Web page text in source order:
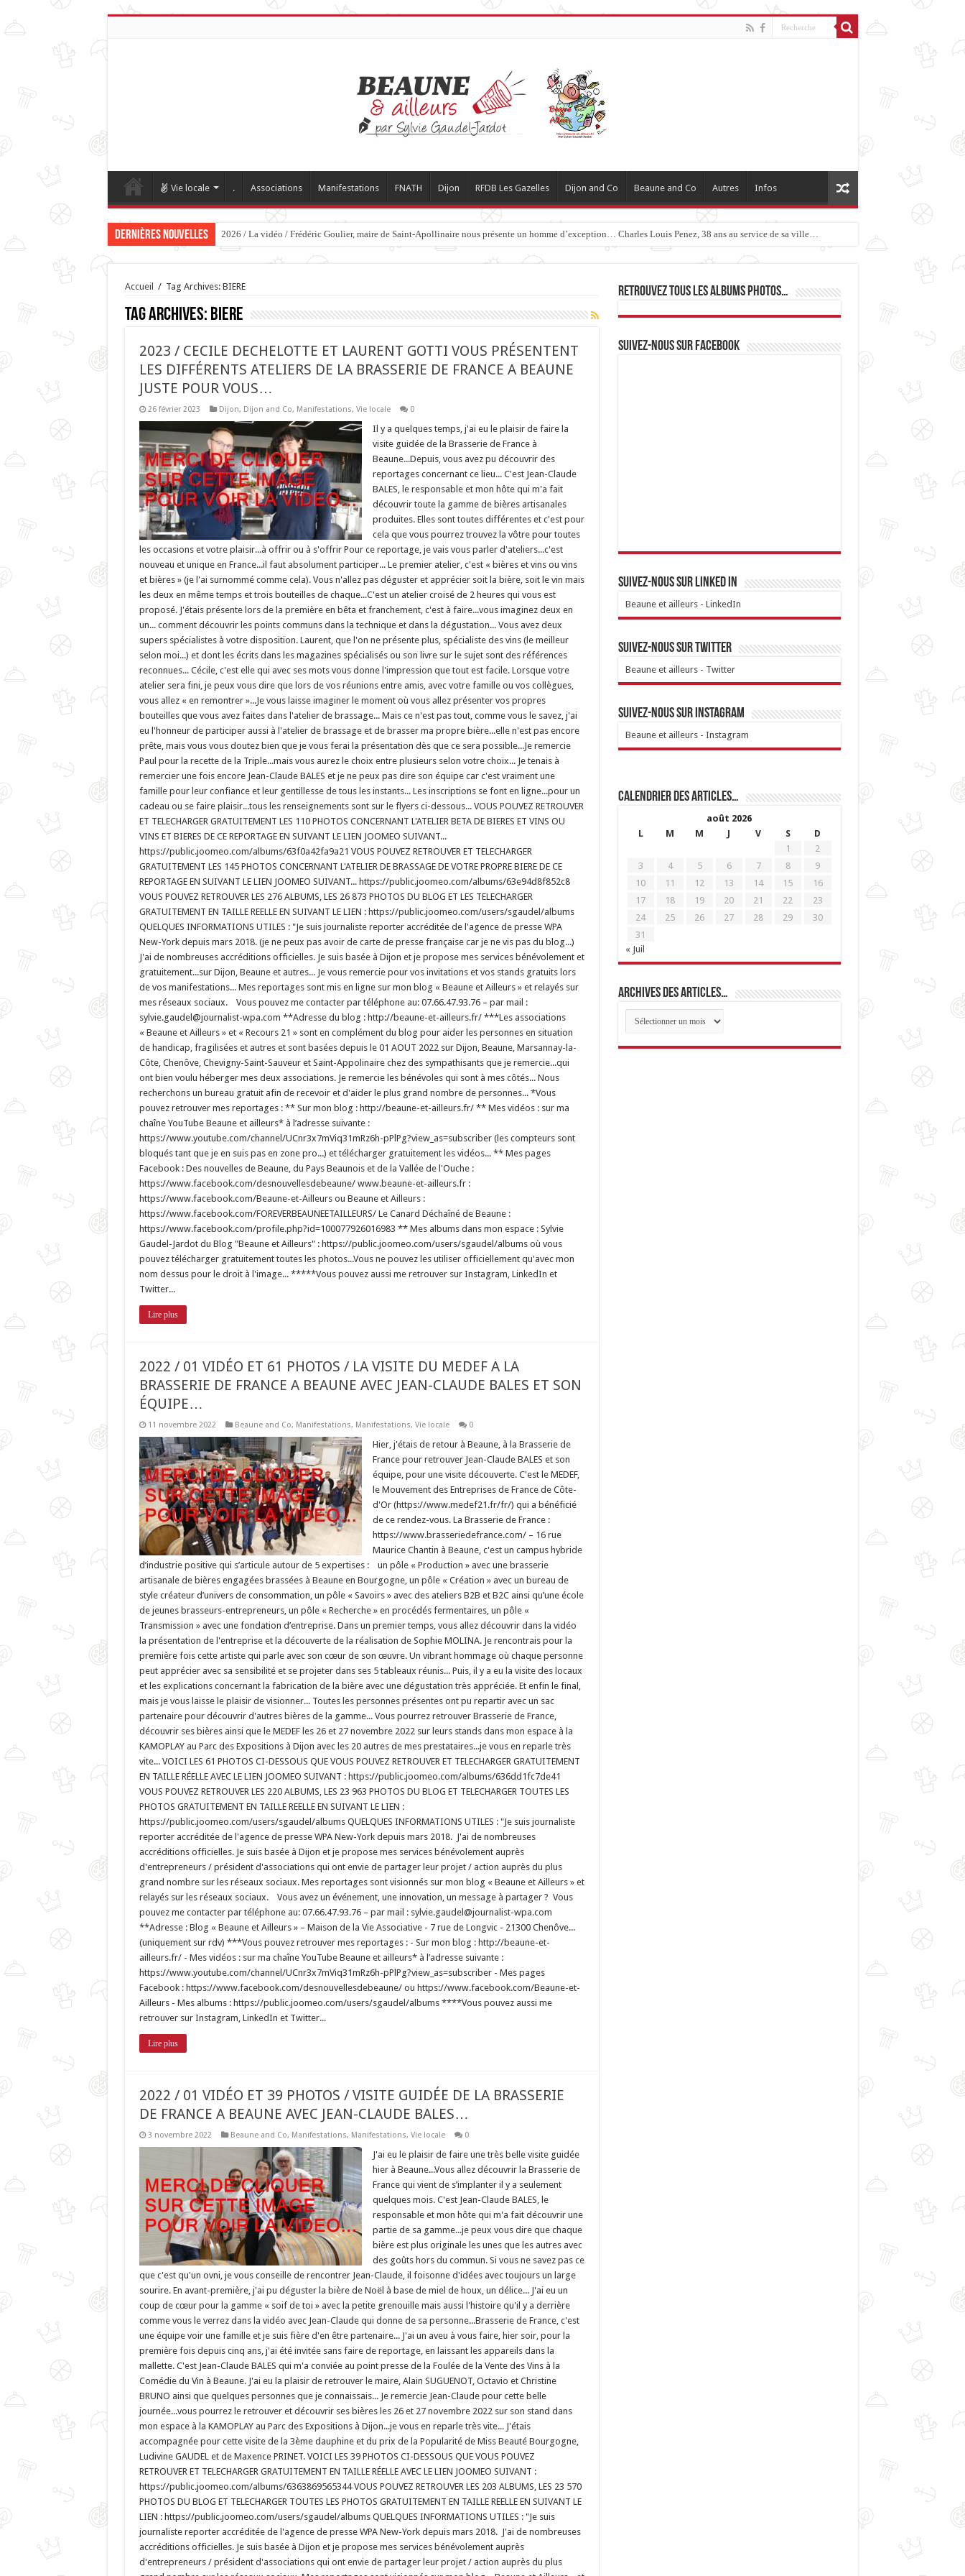
Vie locale . Associations Manifestations FNATH Dijon RFDB Les Gazelles Dijon and Co Beaune and Co Autres Infos
Dernières nouvelles 2026 / La vidéo / Frédéric Goulier, maire de Saint-Apollinaire nous présente un homme d’exception… Charles Louis Penez, 38 ans au service de sa ville…
Accueil / Tag Archives: BIERE
Tag Archives: BIERE
2023 / CECILE DECHELOTTE ET LAURENT GOTTI VOUS PRÉSENTENT
LES DIFFÉRENTS ATELIERS DE LA BRASSERIE DE FRANCE A BEAUNE
JUSTE POUR VOUS…
26 février 2023 Dijon, Dijon and Co, Manifestations, Vie locale 0
Il y a quelques temps, j'ai eu le plaisir de faire la
visite guidée de la Brasserie de France à
Beaune...Depuis, vous avez pu découvrir des
reportages concernant ce lieu... C'est Jean-Claude
BALES, le responsable et mon hôte qui m'a fait
découvrir toute la gamme de bières artisanales
produites. Elles sont toutes différentes et c'est pour
cela que vous pourrez trouvez la vôtre pour toutes
les occasions et votre plaisir...à offrir ou à s'offrir Pour ce reportage, je vais vous parler d'ateliers...c'est
nouveau et unique en France...il faut absolument participer... Le premier atelier, c'est « bières et vins ou vins
et bières » (je l'ai surnommé comme cela). Vous n'allez pas déguster et apprécier soit la bière, soit le vin mais
les deux en même temps et trois bouteilles de chaque...C'est un atelier croisé de 2 heures qui vous est
proposé. J'étais présente lors de la première en bêta et franchement, c'est à faire...vous imaginez deux en
un... comment découvrir les points communs dans la technique et dans la dégustation... Vous avez deux
supers spécialistes à votre disposition. Laurent, que l'on ne présente plus, spécialiste des vins (le meilleur
selon moi...) et dont les écrits dans les magazines spécialisés ou son livre sur le sujet sont des références
reconnues... Cécile, c'est elle qui avec ses mots vous donne l'impression que tout est facile. Lorsque votre
atelier sera fini, je peux vous dire que lors de vos réunions entre amis, avec votre famille ou vos collègues,
vous allez « en remontrer »...Je vous laisse imaginer le moment où vous allez présenter vos propres
bouteilles que vous avez faites dans l'atelier de brassage... Mais ce n'est pas tout, comme vous le savez, j'ai
eu l'honneur de participer aussi à l'atelier de brassage et de brasser ma propre bière...elle n'est pas encore
prête, mais vous vous doutez bien que je vous ferai la présentation dès que ce sera possible...Je remercie
Paul pour la recette de la Triple...mais vous aurez le choix entre plusieurs selon votre choix... Je tenais à
remercier une fois encore Jean-Claude BALES et je ne peux pas dire son équipe car c'est vraiment une
famille pour leur confiance et leur gentillesse de tous les instants... Les inscriptions se font en ligne...pour un
cadeau ou se faire plaisir...tous les renseignements sont sur le flyers ci-dessous... VOUS POUVEZ RETROUVER
ET TELECHARGER GRATUITEMENT LES 110 PHOTOS CONCERNANT L'ATELIER BETA DE BIERES ET VINS OU
VINS ET BIERES DE CE REPORTAGE EN SUIVANT LE LIEN JOOMEO SUIVANT...
https://public.joomeo.com/albums/63f0a42fa9a21 VOUS POUVEZ RETROUVER ET TELECHARGER
GRATUITEMENT LES 145 PHOTOS CONCERNANT L'ATELIER DE BRASSAGE DE VOTRE PROPRE BIERE DE CE
REPORTAGE EN SUIVANT LE LIEN JOOMEO SUIVANT... https://public.joomeo.com/albums/63e94d8f852c8
VOUS POUVEZ RETROUVER LES 276 ALBUMS, LES 26 873 PHOTOS DU BLOG ET LES TELECHARGER
GRATUITEMENT EN TAILLE REELLE EN SUIVANT LE LIEN : https://public.joomeo.com/users/sgaudel/albums
QUELQUES INFORMATIONS UTILES : "Je suis journaliste reporter accréditée de l'agence de presse WPA
New-York depuis mars 2018. (je ne peux pas avoir de carte de presse française car je ne vis pas du blog...)
J'ai de nombreuses accréditions officielles. Je suis basée à Dijon et je propose mes services bénévolement et
gratuitement...sur Dijon, Beaune et autres... Je vous remercie pour vos invitations et vos stands gratuits lors
de vos manifestations... Mes reportages sont mis en ligne sur mon blog « Beaune et Ailleurs » et relayés sur
mes réseaux sociaux. Vous pouvez me contacter par téléphone au: 07.66.47.93.76 – par mail :
sylvie.gaudel@journalist-wpa.com **Adresse du blog : http://beaune-et-ailleurs.fr/ ***Les associations
« Beaune et Ailleurs » et « Recours 21 » sont en complément du blog pour aider les personnes en situation
de handicap, fragilisées et autres et sont basées depuis le 01 AOUT 2022 sur Dijon, Beaune, Marsannay-la-
Côte, Chenôve, Chevigny-Saint-Sauveur et Saint-Appolinaire chez des sympathisants que je remercie...qui
ont bien voulu héberger mes deux associations. Je remercie les bénévoles qui sont à mes côtés... Nous
recherchons un bureau gratuit afin de recevoir et d'aider le plus grand nombre de personnes... *Vous
pouvez retrouver mes reportages : ** Sur mon blog : http://beaune-et-ailleurs.fr/ ** Mes vidéos : sur ma
chaîne YouTube Beaune et ailleurs* à l’adresse suivante :
https://www.youtube.com/channel/UCnr3x7mViq31mRz6h-pPlPg?view_as=subscriber (les compteurs sont
bloqués tant que je en suis pas en zone pro...) et télécharger gratuitement les vidéos... ** Mes pages
Facebook : Des nouvelles de Beaune, du Pays Beaunois et de la Vallée de l'Ouche :
https://www.facebook.com/desnouvellesdebeaune/ www.beaune-et-ailleurs.fr :
https://www.facebook.com/Beaune-et-Ailleurs ou Beaune et Ailleurs :
https://www.facebook.com/FOREVERBEAUNEETAILLEURS/ Le Canard Déchaîné de Beaune :
https://www.facebook.com/profile.php?id=100077926016983 ** Mes albums dans mon espace : Sylvie
Gaudel-Jardot du Blog "Beaune et Ailleurs" : https://public.joomeo.com/users/sgaudel/albums où vous
pouvez télécharger gratuitement toutes les photos...Vous ne pouvez les utiliser officiellement qu'avec mon
nom dessus pour le droit à l'image... *****Vous pouvez aussi me retrouver sur Instagram, LinkedIn et
Twitter...
Lire plus
2022 / 01 VIDÉO ET 61 PHOTOS / LA VISITE DU MEDEF A LA
BRASSERIE DE FRANCE A BEAUNE AVEC JEAN-CLAUDE BALES ET SON
ÉQUIPE…
11 novembre 2022 Beaune and Co, Manifestations, Manifestations, Vie locale 0
Hier, j'étais de retour à Beaune, à la Brasserie de
France pour retrouver Jean-Claude BALES et son
équipe, pour une visite découverte. C'est le MEDEF,
le Mouvement des Entreprises de France de Côte-
d'Or (https://www.medef21.fr/fr/) qui a bénéficié
de ce rendez-vous. La Brasserie de France :
https://www.brasseriedefrance.com/ – 16 rue
Maurice Chantin à Beaune, c'est un campus hybride
d’industrie positive qui s’articule autour de 5 expertises : un pôle « Production » avec une brasserie
artisanale de bières engagées brassées à Beaune en Bourgogne, un pôle « Création » avec un bureau de
style créateur d’univers de consommation, un pôle « Savoirs » avec des ateliers B2B et B2C ainsi qu’une école
de jeunes brasseurs-entrepreneurs, un pôle « Recherche » en procédés fermentaires, un pôle «
Transmission » avec une fondation d’entreprise. Dans un premier temps, vous allez découvrir dans la vidéo
la présentation de l'entreprise et la découverte de la réalisation de Sophie MOLINA. Je rencontrais pour la
première fois cette artiste qui parle avec son cœur de son œuvre. Un vibrant hommage où chaque personne
peut apprécier avec sa sensibilité et se projeter dans ses 5 tableaux réunis... Puis, il y a eu la visite des locaux
et les explications concernant la fabrication de la bière avec une dégustation très appréciée. Et enfin le final,
mais je vous laisse le plaisir de visionner... Toutes les personnes présentes ont pu repartir avec un sac
partenaire pour découvrir d'autres bières de la gamme... Vous pourrez retrouver Brasserie de France,
découvrir ses bières ainsi que le MEDEF les 26 et 27 novembre 2022 sur leurs stands dans mon espace à la
KAMOPLAY au Parc des Expositions à Dijon avec les 20 autres de mes prestataires...je vous en reparle très
vite... VOICI LES 61 PHOTOS CI-DESSOUS QUE VOUS POUVEZ RETROUVER ET TELECHARGER GRATUITEMENT
EN TAILLE RÉELLE AVEC LE LIEN JOOMEO SUIVANT : https://public.joomeo.com/albums/636dd1fc7de41
VOUS POUVEZ RETROUVER LES 220 ALBUMS, LES 23 963 PHOTOS DU BLOG ET TELECHARGER TOUTES LES
PHOTOS GRATUITEMENT EN TAILLE REELLE EN SUIVANT LE LIEN :
https://public.joomeo.com/users/sgaudel/albums QUELQUES INFORMATIONS UTILES : "Je suis journaliste
reporter accréditée de l'agence de presse WPA New-York depuis mars 2018. J'ai de nombreuses
accréditions officielles. Je suis basée à Dijon et je propose mes services bénévolement auprès
d'entrepreneurs / président d'associations qui ont envie de partager leur projet / action auprès du plus
grand nombre sur les réseaux sociaux. Mes reportages sont visionnés sur mon blog « Beaune et Ailleurs » et
relayés sur les réseaux sociaux. Vous avez un événement, une innovation, un message à partager ? Vous
pouvez me contacter par téléphone au: 07.66.47.93.76 – par mail : sylvie.gaudel@journalist-wpa.com
**Adresse : Blog « Beaune et Ailleurs » – Maison de la Vie Associative - 7 rue de Longvic - 21300 Chenôve...
(uniquement sur rdv) ***Vous pouvez retrouver mes reportages : - Sur mon blog : http://beaune-et-
ailleurs.fr/ - Mes vidéos : sur ma chaîne YouTube Beaune et ailleurs* à l’adresse suivante :
https://www.youtube.com/channel/UCnr3x7mViq31mRz6h-pPlPg?view_as=subscriber - Mes pages
Facebook : https://www.facebook.com/desnouvellesdebeaune/ ou https://www.facebook.com/Beaune-et-
Ailleurs - Mes albums : https://public.joomeo.com/users/sgaudel/albums ****Vous pouvez aussi me
retrouver sur Instagram, LinkedIn et Twitter...
Lire plus
2022 / 01 VIDÉO ET 39 PHOTOS / VISITE GUIDÉE DE LA BRASSERIE
DE FRANCE A BEAUNE AVEC JEAN-CLAUDE BALES…
3 novembre 2022 Beaune and Co, Manifestations, Manifestations, Vie locale 0
J'ai eu le plaisir de faire une très belle visite guidée
hier à Beaune...Vous allez découvrir la Brasserie de
France qui vient de s’implanter il y a seulement
quelques mois. C'est Jean-Claude BALES, le
responsable et mon hôte qui m'a fait découvrir une
partie de sa gamme...je peux vous dire que chaque
bière est plus originale les unes que les autres avec
des goûts hors du commun. Si vous ne savez pas ce
que c'est qu'un ovni, je vous conseille de rencontrer Jean-Claude, il foisonne d'idées avec toujours un large
sourire. En avant-première, j'ai pu déguster la bière de Noël à base de miel de houx, un délice... J'ai eu un
coup de cœur pour la gamme « soif de toi » avec la petite grenouille mais aussi l'histoire qu'il y a derrière
comme vous le verrez dans la vidéo avec Jean-Claude qui donne de sa personne...Brasserie de France, c'est
une équipe voir une famille et je suis fière d'en être partenaire... J'ai un aveu à vous faire, hier soir, pour la
première fois depuis cinq ans, j'ai été invitée sans faire de reportage, en laissant les appareils dans la
mallette. C'est Jean-Claude BALES qui m'a conviée au point presse de la Foulée de la Vente des Vins à la
Comédie du Vin à Beaune. J'ai eu la plaisir de retrouver le maire, Alain SUGUENOT, Octavio et Christine
BRUNO ainsi que quelques personnes que je connaissais... Je remercie Jean-Claude pour cette belle
journée...vous pourrez le retrouver et découvrir ses bières les 26 et 27 novembre 2022 sur son stand dans
mon espace à la KAMOPLAY au Parc des Expositions à Dijon...je vous en reparle très vite... J'étais
accompagnée pour cette visite de la 3ème dauphine et du prix de la Popularité de Miss Beauté Bourgogne,
Ludivine GAUDEL et de Maxence PRINET. VOICI LES 39 PHOTOS CI-DESSOUS QUE VOUS POUVEZ
RETROUVER ET TELECHARGER GRATUITEMENT EN TAILLE RÉELLE AVEC LE LIEN JOOMEO SUIVANT :
https://public.joomeo.com/albums/6363869565344 VOUS POUVEZ RETROUVER LES 203 ALBUMS, LES 23 570
PHOTOS DU BLOG ET TELECHARGER TOUTES LES PHOTOS GRATUITEMENT EN TAILLE REELLE EN SUIVANT LE
LIEN : https://public.joomeo.com/users/sgaudel/albums QUELQUES INFORMATIONS UTILES : "Je suis
journaliste reporter accréditée de l'agence de presse WPA New-York depuis mars 2018. J'ai de nombreuses
accréditions officielles. Je suis basée à Dijon et je propose mes services bénévolement auprès
d'entrepreneurs / président d'associations qui ont envie de partager leur projet / action auprès du plus
Retrouvez tous les albums photos…
Suivez-nous sur Facebook
Suivez-nous sur linked IN
Beaune et ailleurs - LinkedIn
Suivez-nous sur Twitter
Beaune et ailleurs - Twitter
Suivez-nous sur Instagram
Beaune et ailleurs - Instagram
Calendrier des articles…
août 2026
L
M M J V S
D
1
2
3
4 5 6 7 8
9
10
11 12 13 14 15
16
17
18 19 20 21 22
23
24
25 26 27 28 29
30
31
« Juil
Archives des articles…
Archives
des
articles…